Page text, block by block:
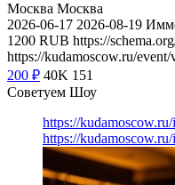
Москва Москва
2026-06-17 2026-08-19
1200 RUB https://
https://kudamoscow.ru/event/
200 ₽ 40K 151
Советуем Шоу
https://
https://